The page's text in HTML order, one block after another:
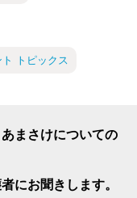
トピックス
まさけについての
にお聞きします。